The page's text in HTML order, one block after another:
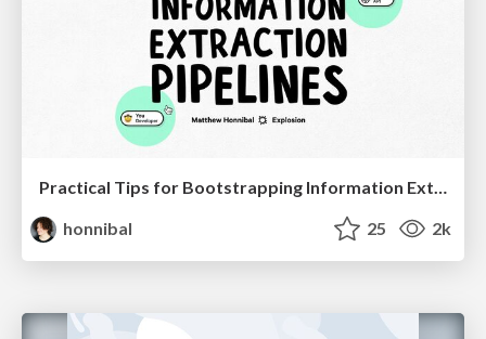
Practical Tips for Bootstrapping Information Extraction Pipelines
honnibal
25 2k